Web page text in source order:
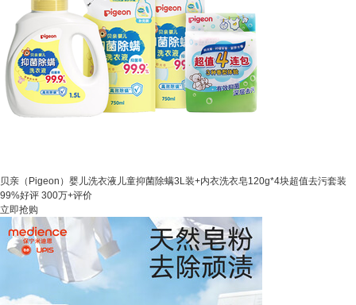
贝亲（Pigeon）婴儿洗衣液儿童抑菌除螨3L装+内衣洗衣皂120g*4块超值去污套装
99%好评 300万+评价
立即抢购